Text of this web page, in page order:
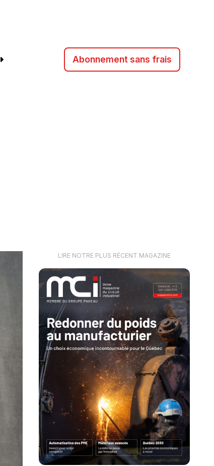
Abonnement sans frais
LIRE NOTRE PLUS RÉCENT MAGAZINE